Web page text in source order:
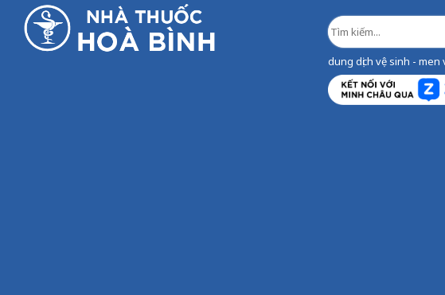
dung dịch vệ sinh - men